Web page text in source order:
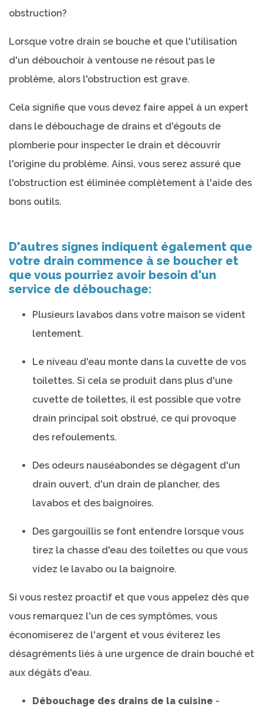
obstruction?
Lorsque votre drain se bouche et que l'utilisation
d'un débouchoir à ventouse ne résout pas le
problème, alors l'obstruction est grave.
Cela signifie que vous devez faire appel à un expert
dans le débouchage de drains et d'égouts de
plomberie pour inspecter le drain et découvrir
l'origine du problème. Ainsi, vous serez assuré que
l'obstruction est éliminée complètement à l'aide des
bons outils.
D'autres signes indiquent également que
votre drain commence à se boucher et
que vous pourriez avoir besoin d'un
service de débouchage:
Plusieurs lavabos dans votre maison se vident
lentement.
Le niveau d'eau monte dans la cuvette de vos
toilettes. Si cela se produit dans plus d'une
cuvette de toilettes, il est possible que votre
drain principal soit obstrué, ce qui provoque
des refoulements.
Des odeurs nauséabondes se dégagent d'un
drain ouvert, d'un drain de plancher, des
lavabos et des baignoires.
Des gargouillis se font entendre lorsque vous
tirez la chasse d'eau des toilettes ou que vous
videz le lavabo ou la baignoire.
Si vous restez proactif et que vous appelez dès que
vous remarquez l'un de ces symptômes, vous
économiserez de l'argent et vous éviterez les
désagréments liés à une urgence de drain bouché et
aux dégâts d'eau.
Débouchage des drains de la cuisine -